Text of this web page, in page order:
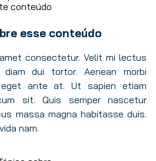
esse conteúdo
consectetur. Velit mi lectus
dui tortor. Aenean morbi
ante at. Ut sapien etiam
sit. Quis semper nascetur
massa magna habitasse duis.
nam.